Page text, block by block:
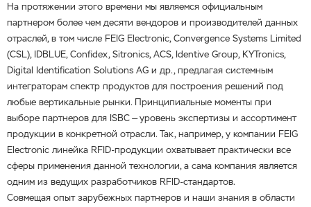
На протяжении этого времени мы являемся официальным
партнером более чем десяти вендоров и производителей данных
отраслей, в том числе FEIG Electronic, Convergence Systems Limited
(CSL), IDBLUE, Confidex, Sitronics, ACS, Identive Group, KYTronics,
Digital Identification Solutions AG и др., предлагая системным
интеграторам спектр продуктов для построения решений под
любые вертикальные рынки. Принципиальные моменты при
выборе партнеров для ISBC — уровень экспертизы и ассортимент
продукции в конкретной отрасли. Так, например, у компании FEIG
Electronic линейка RFID-продукции охватывает практически все
сферы применения данной технологии, а сама компания является
одним из ведущих разработчиков RFID-стандартов.
Совмещая опыт зарубежных партнеров и наши знания в области